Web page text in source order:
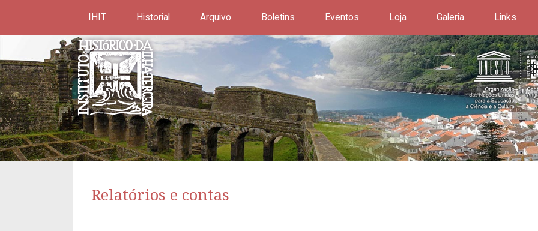
IHIT Historial Arquivo Boletins Eventos Loja Galeria Links
Relatórios e contas